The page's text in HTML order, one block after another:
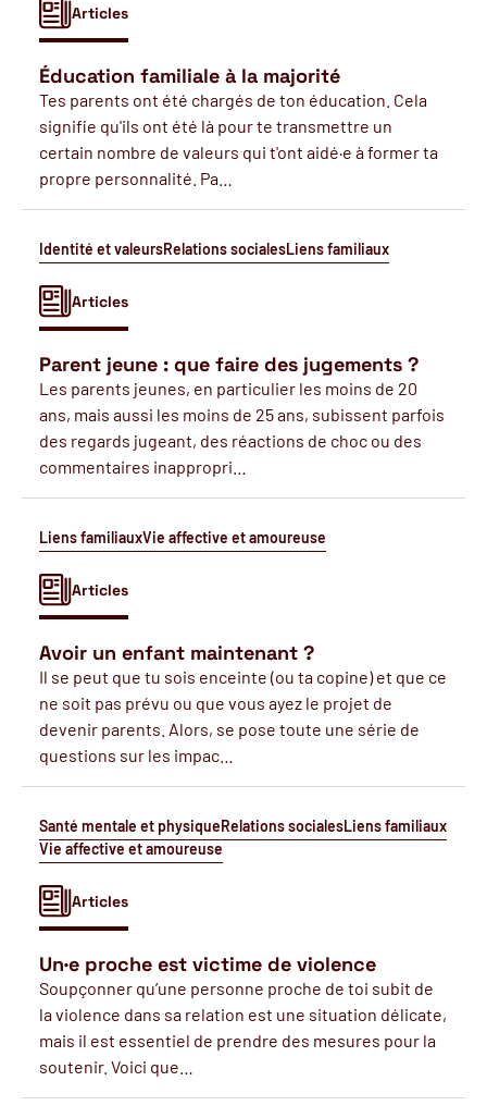
Articles
Éducation familiale à la majorité
Tes parents ont été chargés de ton éducation. Cela
signifie qu'ils ont été là pour te transmettre un
certain nombre de valeurs qui t'ont aidé·e à former ta
propre personnalité. Pa…
Identité et valeursRelations socialesLiens familiaux
Articles
Parent jeune : que faire des jugements ?
Les parents jeunes, en particulier les moins de 20
ans, mais aussi les moins de 25 ans, subissent parfois
des regards jugeant, des réactions de choc ou des
commentaires inappropri…
Liens familiauxVie affective et amoureuse
Articles
Avoir un enfant maintenant ?
Il se peut que tu sois enceinte (ou ta copine) et que ce
ne soit pas prévu ou que vous ayez le projet de
devenir parents. Alors, se pose toute une série de
questions sur les impac…
Santé mentale et physiqueRelations socialesLiens familiaux
Vie affective et amoureuse
Articles
Un·e proche est victime de violence
Soupçonner qu’une personne proche de toi subit de
la violence dans sa relation est une situation délicate,
mais il est essentiel de prendre des mesures pour la
soutenir. Voici que…